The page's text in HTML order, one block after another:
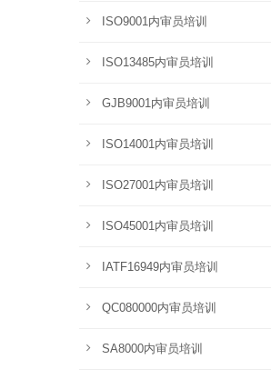
ISO9001内审员培训
ISO13485内审员培训
GJB9001内审员培训
ISO14001内审员培训
ISO27001内审员培训
ISO45001内审员培训
IATF16949内审员培训
QC080000内审员培训
SA8000内审员培训